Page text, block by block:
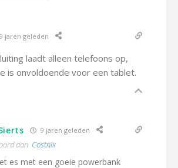
9 jaren geleden
laadt alleen telefoons op,
is onvoldoende voor een tablet.
9 jaren geleden
aan Costnix
es met een goeie powerbank